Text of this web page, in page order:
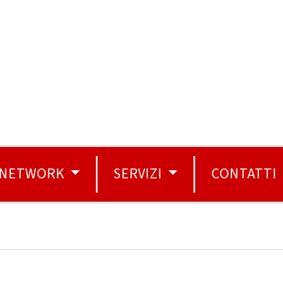
NETWORK SERVIZI CONTATTI